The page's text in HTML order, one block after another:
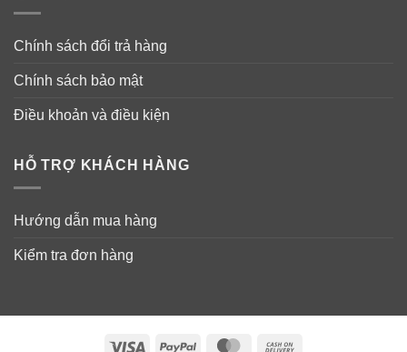
Chính sách đổi trả hàng
Chính sách bảo mật
Điều khoản và điều kiện
HỖ TRỢ KHÁCH HÀNG
Hướng dẫn mua hàng
Kiểm tra đơn hàng
Visa PayPal MasterCard